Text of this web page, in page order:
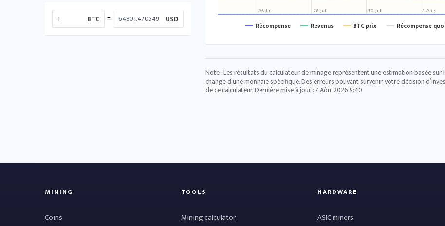
BTC = USD
Récompense Revenus BTC prix Récompense
26. Jul 28. Jul 30. Jul 1. Aug
Note : Les résultats du calculateur de minage représentent une estimation basée
change d’une monnaie spécifique. Des erreurs pouvant survenir, votre décision
de ce calculateur. Dernière mise à jour :7 Aôu. 2026 9:40
MINING
Coins
TOOLS
Mining calculator
HARDWARE
ASIC miners